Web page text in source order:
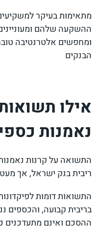
מתאימות בעיקר
ההשקעה שלהם
ומחפשים אלטרנטיבה
הבנקים
אילו
נאמנות
התשואה על קרנות
ריבית בנק ישראל, אך
התשואות דומות
בריבית קבועה, והכספים
ההסכם ואינם מתעדכנים